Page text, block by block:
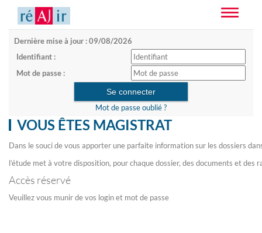
Toggle
Dernière mise à jour : 09/08/2026
Identifiant :
Mot de passe :
Mot de passe oublié ?
VOUS ÊTES MAGISTRAT
Dans le souci de vous apporter une parfaite information sur les dossiers
l’étude met à votre disposition, pour chaque dossier, des documents et des
Accès réservé
Veuillez vous munir de vos login et mot de passe